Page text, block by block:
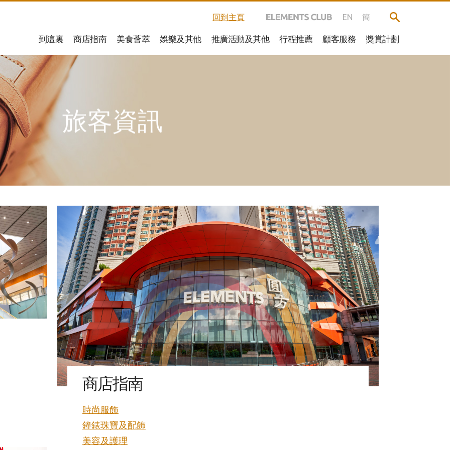
回到主頁 EN 簡
到這裏 商店指南 美食薈萃 娛樂及其他 推廣活動及其他 行程推薦 顧客服務 獎賞計劃
旅客資訊
商店指南
時尚服飾
鐘錶珠寶及配飾
美容及護理